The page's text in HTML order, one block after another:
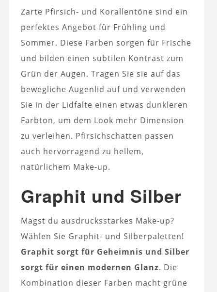
Zarte Pfirsich- und Korallentöne sind ein
perfektes Angebot für Frühling und
Sommer. Diese Farben sorgen für Frische
und bilden einen subtilen Kontrast zum
Grün der Augen. Tragen Sie sie auf das
bewegliche Augenlid auf und verwenden
Sie in der Lidfalte einen etwas dunkleren
Farbton, um dem Look mehr Dimension
zu verleihen. Pfirsichschatten passen
auch hervorragend zu hellem,
natürlichem Make-up.
Graphit und Silber
Magst du ausdrucksstarkes Make-up?
Wählen Sie Graphit- und Silberpaletten!
Graphit sorgt für Geheimnis und Silber
sorgt für einen modernen Glanz. Die
Kombination dieser Farben macht grüne